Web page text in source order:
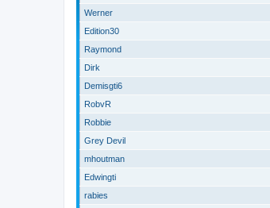
Werner
Edition30
Raymond
Dirk
Demisgti6
RobvR
Robbie
Grey Devil
mhoutman
Edwingti
rabies